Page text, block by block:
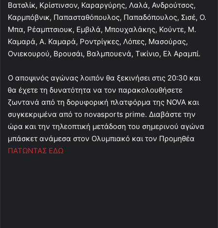
Βατσλίκ, Κρίστινσον, Καραργύρης, Λαλά, Ανδρούτσος,
Καρμπόβνικ, Παπασταθόπουλος, Παπαδόπουλος, Σισέ, Ο.
Μπα, Ρέαμπτσιουκ, Εμβιλά, Μπουχαλάκης, Κούντε, Μ.
Καμαρά, Α. Καμαρά, Ροντρίγκες, Λόπες, Μασούρας,
Ονιεκουρού, Βρουσάι, Βαλμπουενά, Τικίνιο, Ελ Αραμπί.
Ο αποψινός αγώνας λοιπόν θα ξεκινήσει στις 20:30 και
θα έχετε τη δυνατότητα να τον παρακολουθήσετε
ζωντανά από τη δορυφορική πλατφόρμα της NOVA και
συγκεκριμένα από το novasports prime. Διαβάστε την
ώρα και την τηλεοπτική μετάδοση του σημερινού αγώνα
μπάσκετ ανάμεσα στον Ολυμπιακό και τον Προμηθέα
ΠΑΤΩΝΤΑΣ ΕΔΩ